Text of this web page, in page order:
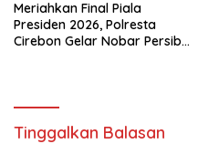
Meriahkan Final Piala
Presiden 2026, Polresta
Cirebon Gelar Nobar Persib
Tinggalkan Balasan